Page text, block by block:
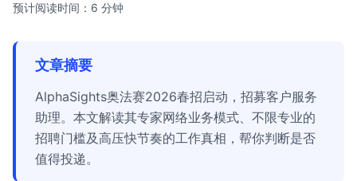
预计阅读时间：6 分钟
文章摘要
AlphaSights奥法赛2026春招启动，招募客户服务
助理。本文解读其专家网络业务模式、不限专业的
招聘门槛及高压快节奏的工作真相，帮你判断是否
值得投递。